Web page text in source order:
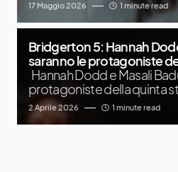
17 Maggio 2026 1 minute read
Bridgerton 5: Hannah
saranno le protagoniste
Hannah Dodd e Masali
protagoniste della quinta
2 Aprile 2026 1 minute read